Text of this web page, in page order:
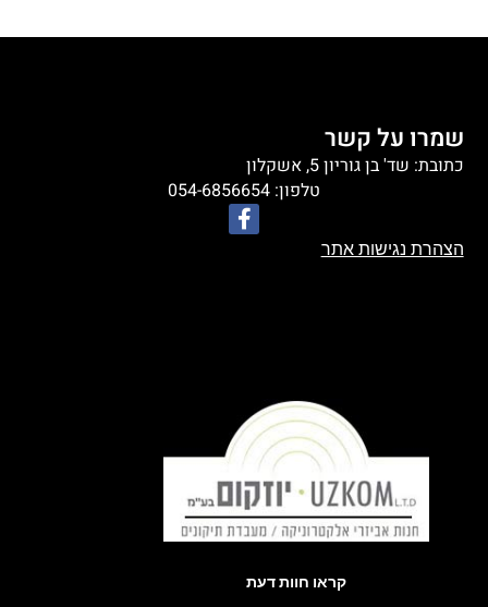
קראו חוות דעת
שמרו על קשר
כתובת: שד' בן גוריון 5, אשקלון
טלפון: 054-6856654
הצהרת נגישות אתר